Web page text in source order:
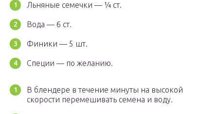
Льняные семечки — ¼ ст.
Вода — 6 ст.
Финики — 5 шт.
Специи — по желанию.
В блендере в течение минуты на высокой
скорости перемешивать семена и воду.